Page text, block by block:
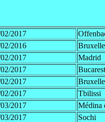
2017
2016
2017
Madrid
2017
Bucarest
2017
2017
Tbilissi
2017
Médina
2017
Sochi